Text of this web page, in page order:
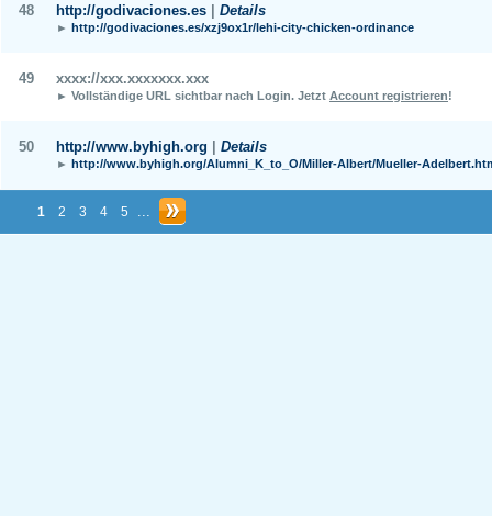
48 http://godivaciones.es Details
► http://godivaciones.es/xzj9ox1r/lehi-city-chicken-ordinance
49 xxxx://xxx.xxxxxxx.xxx
► Vollständige URL sichtbar nach Login. Jetzt Account registrieren!
50 http://www.byhigh.org Details
► http://www.byhigh.org/Alumni_K_to_O/Miller-Albert/Mueller-
1 2 3 4 5